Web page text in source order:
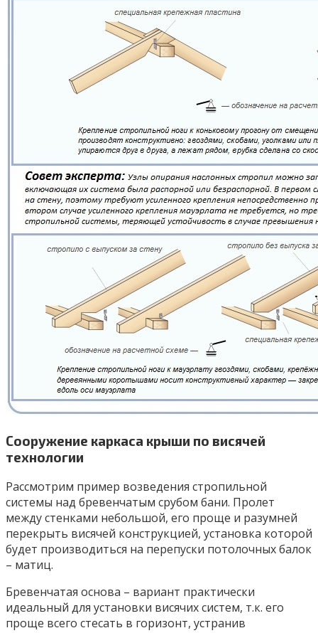
Сооружение каркаса крыши по висячей
технологии
Рассмотрим пример возведения стропильной
системы над бревенчатым срубом бани. Пролет
между стенками небольшой, его проще и разумней
перекрыть висячей конструкцией, установка которой
будет производиться на перепуски потолочных балок
– матиц.
Бревенчатая основа – вариант практически
идеальный для установки висячих систем, т.к. его
проще всего стесать в горизонт, устранив